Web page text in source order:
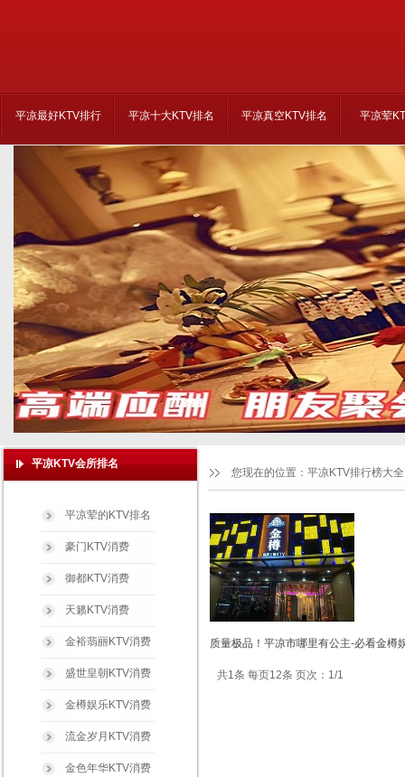
平凉最好KTV排行 平凉十大KTV排名 平凉真空KTV排名 平凉荤
质量极品！平凉市哪里有公主-必看金樽
共1条 每页12条 页次：1/1
您现在的位置： 平凉KTV排行榜大全
平凉KTV会所排名
平凉荤的KTV排名
豪门KTV消费
御都KTV消费
天籁KTV消费
金裕翡丽KTV消费
盛世皇朝KTV消费
金樽娱乐KTV消费
流金岁月KTV消费
金色年华KTV消费